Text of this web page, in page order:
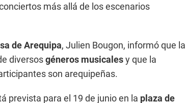
más allá de los escenarios
de Arequipa, Julien Bougon, informó que la
diversosgéneros musicalesy que la
son arequipeñas.
prevista para el 19 de junio en la plaza de